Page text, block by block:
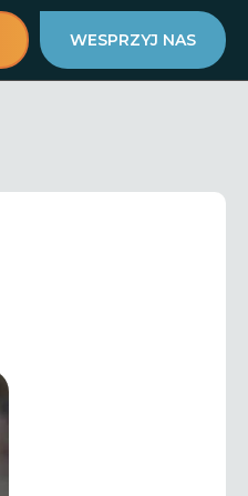
WESPRZYJ NAS